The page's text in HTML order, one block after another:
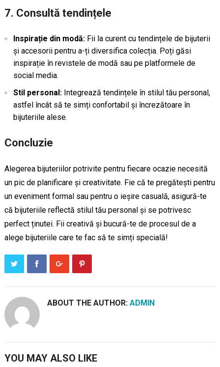
7. Consultă tendințele
Inspirație din modă:Fii la curent cu tendințele de bijuterii
și accesorii pentru a-ți diversifica colecția. Poți găsi
inspirație în revistele de modă sau pe platformele de
social media.
Stil personal:Integrează tendințele în stilul tău personal,
astfel încât să te simți confortabil și încrezătoare în
bijuteriile alese.
Concluzie
Alegerea bijuteriilor potrivite pentru fiecare ocazie necesită
un pic de planificare și creativitate. Fie că te pregătești pentru
un eveniment formal sau pentru o ieșire casuală, asigură-te
că bijuteriile reflectă stilul tău personal și se potrivesc
perfect ținutei. Fii creativă și bucură-te de procesul de a
alege bijuteriile care te fac să te simți specială!
ABOUT THE AUTHOR: ADMIN
YOU MAY ALSO LIKE